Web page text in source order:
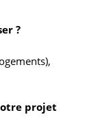
?
projet